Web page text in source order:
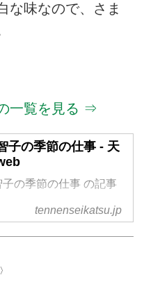
な味なので、さま
一覧を見る ⇒
子の季節の仕事 - 天
の季節の仕事 の記事
tennenseikatsu.jp